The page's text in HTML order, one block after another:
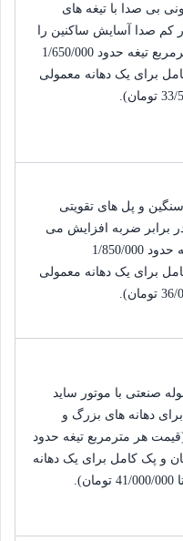
بی صدا با تیغه های
کم صدا آسایش ساکنین را
تیغه حدود 1/650/000
برای یک دهانه معمولی
33/ تومان).
و پل های تقویتی
برابر ضربه افزایش می
حدود 1/850/000
برای یک دهانه معمولی
36/ تومان).
صنعتی با موتور ساید
دهانه های بزرگ و
هر مترمربع تیغه حدود
و پک کامل برای یک دهانه
41/000/000 تومان).